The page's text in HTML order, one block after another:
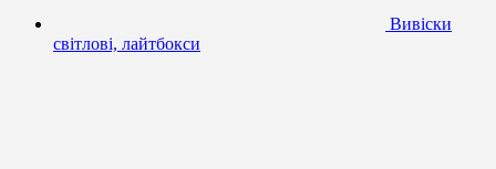
Вивіски
світлові, лайтбокси